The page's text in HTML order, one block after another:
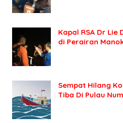
Kapal RSA Dr Lie
di Perairan
Sempat Hilang
Tiba Di Pulau